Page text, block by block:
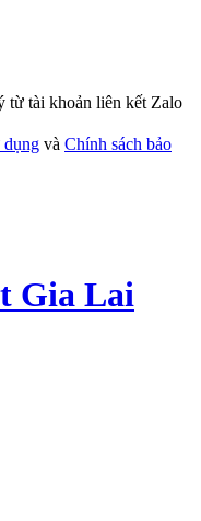
từ tài khoản liên kết Zalo
và Chính sách bảo
Gia Lai